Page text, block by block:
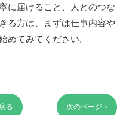
に届けること、人とのつな
る方は、まずは仕事内容や
てみてください。
る 次のページ >